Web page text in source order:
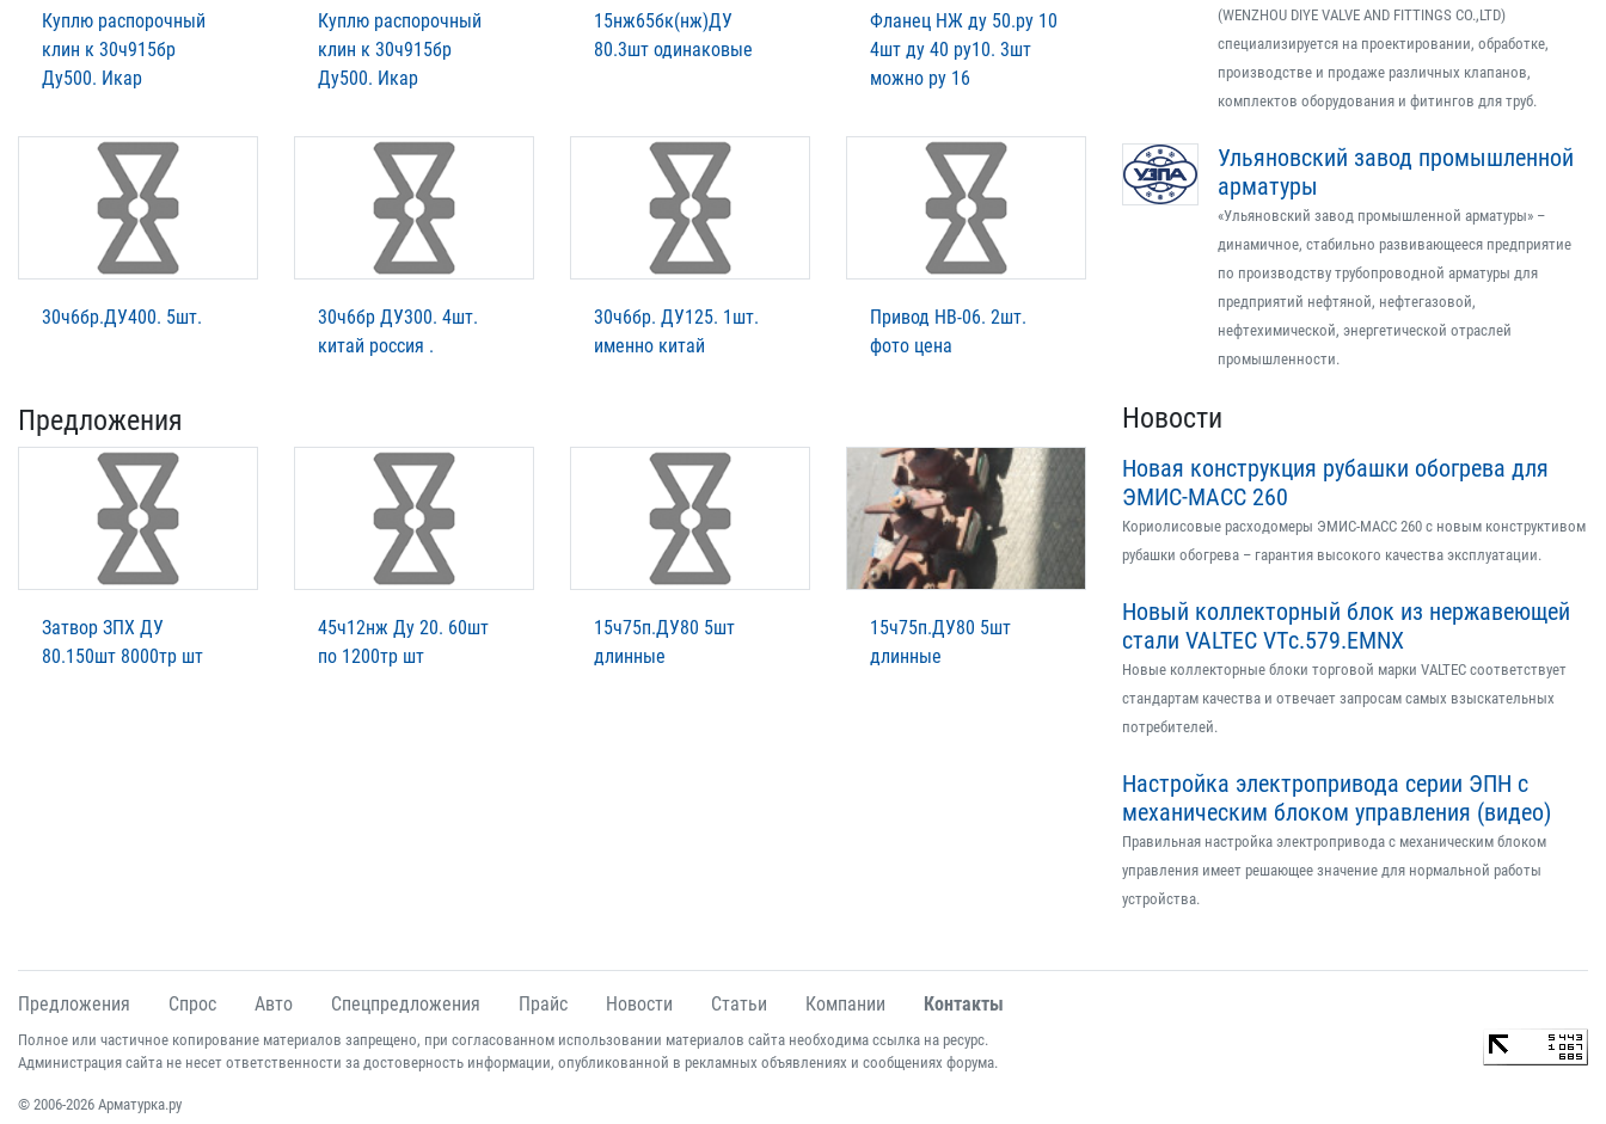
Куплю распорочный
клин к 30ч915бр
Ду500. Икар
Куплю распорочный
клин к 30ч915бр
Ду500. Икар
15нж65бк(нж)ДУ
80.3шт одинаковые
Фланец НЖ ду 50.ру 10
4шт ду 40 ру10. 3шт
можно ру 16
30ч6бр.ДУ400. 5шт.
30ч6бр ДУ300. 4шт.
китай россия .
30ч6бр. ДУ125. 1шт.
именно китай
Привод НВ-06. 2шт.
фото цена
Предложения
Затвор ЗПХ ДУ
80.150шт 8000тр шт
45ч12нж Ду 20. 60шт
по 1200тр шт
15ч75п.ДУ80 5шт
длинные
15ч75п.ДУ80 5шт
длинные
(WENZHOU DIYE VALVE AND FITTINGS CO.,LTD)
специализируется на проектировании, обработке,
производстве и продаже различных клапанов,
комплектов оборудования и фитингов для труб.
Ульяновский завод промышленной
арматуры
«Ульяновский завод промышленной арматуры» –
динамичное, стабильно развивающееся предприятие
по производству трубопроводной арматуры для
предприятий нефтяной, нефтегазовой,
нефтехимической, энергетической отраслей
промышленности.
Новости
Новая конструкция рубашки обогрева для
ЭМИС-МАСС 260
Кориолисовые расходомеры ЭМИС-МАСС 260 с новым конструктивом
рубашки обогрева – гарантия высокого качества эксплуатации.
Новый коллекторный блок из нержавеющей
стали VALTEC VTс.579.EMNX
Новые коллекторные блоки торговой марки VALTEC соответствует
стандартам качества и отвечает запросам самых взыскательных
потребителей.
Настройка электропривода серии ЭПН с
механическим блоком управления (видео)
Правильная настройка электропривода с механическим блоком
управления имеет решающее значение для нормальной работы
устройства.
Предложения Спрос Авто Спецпредложения Прайс Новости Статьи Компании Контакты
Полное или частичное копирование материалов запрещено, при согласованном использовании материалов сайта необходима ссылка на ресурс.
Администрация сайта не несет ответственности за достоверность информации, опубликованной в рекламных объявлениях и сообщениях форума.
© 2006-2026 Арматурка.ру